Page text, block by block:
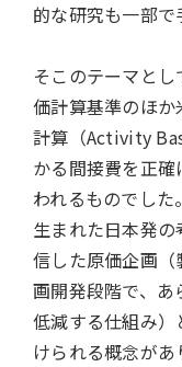
的な研究も一部で
そこのテーマと
価計算基準のほ
計算（Activity
かる間接費を正
われるものでし
生まれた日本発
信した原価企画
画開発段階で、あ
低減する仕組み
けられる概念が